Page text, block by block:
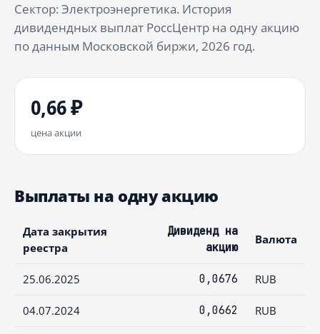
Сектор: Электроэнергетика. История
дивидендных выплат РоссЦентр на одну акцию
по данным Московской биржи, 2026 год.
0,66 ₽
цена акции
Выплаты на одну акцию
Дата закрытия
реестра
Дивиденд на
акцию
Валюта
25.06.2025 0,0676 RUB
04.07.2024 0,0662 RUB